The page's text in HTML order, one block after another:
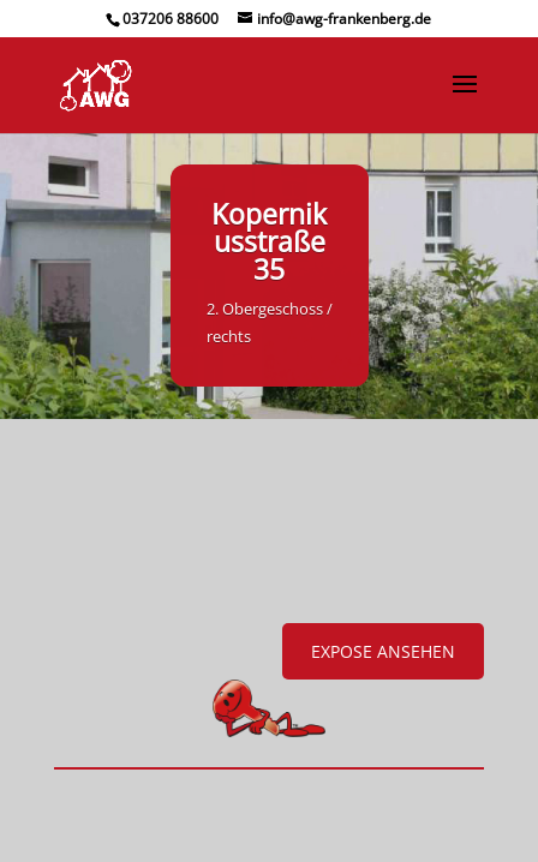
037206 88600 info@awg-frankenberg.de
Kopernik
usstraße
35
2. Obergeschoss /
rechts
EXPOSE ANSEHEN